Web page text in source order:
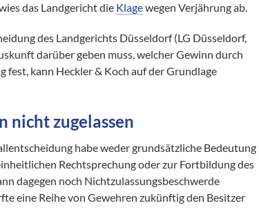
das Landgericht die Klagewegen Verjährung ab.
des Landgerichts Düsseldorf (LG Düsseldorf,
darüber geben muss, welcher Gewinn durch
fest, kann Heckler & Koch auf der Grundlage
nicht zugelassen
habe weder grundsätzliche Bedeutung
Rechtsprechung oder zur Fortbildung des
dagegen noch Nichtzulassungsbeschwerde
eine Reihe von Gewehren zukünftig den Besitzer